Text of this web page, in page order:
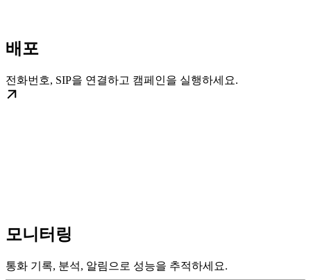
배포
전화번호, SIP을 연결하고 캠페인을 실행하세요.
모니터링
통화 기록, 분석, 알림으로 성능을 추적하세요.